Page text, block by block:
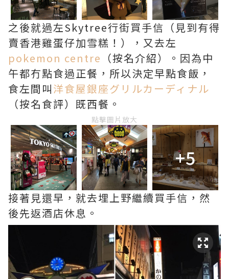
之後就過左Skytree行街買手信（見到有得
賣香港雞蛋仔加雪糕！），又去左
pokemon centre （按名介紹）。因為中
午都冇點食過正餐，所以決定早點食飯，
食左間叫洋食屋銀座グリルカーディナル
（按名食評）既西餐。
點擊圖片放大
+5
接著見還早，就去埋上野繼續買手信，然
後先返酒店休息。